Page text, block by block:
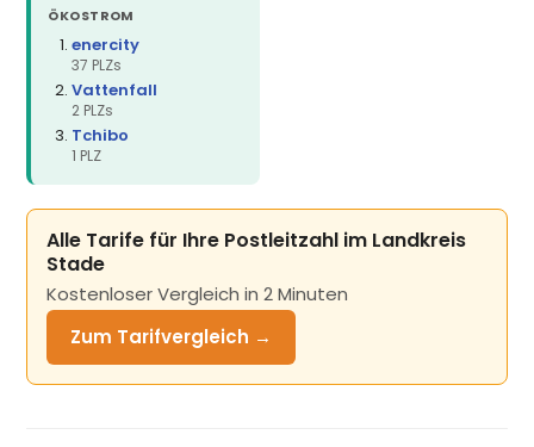
ÖKOSTROM
enercity
37 PLZs
Vattenfall
2 PLZs
Tchibo
1 PLZ
Alle Tarife für Ihre Postleitzahl im Landkreis
Stade
Kostenloser Vergleich in 2 Minuten
Zum Tarifvergleich →